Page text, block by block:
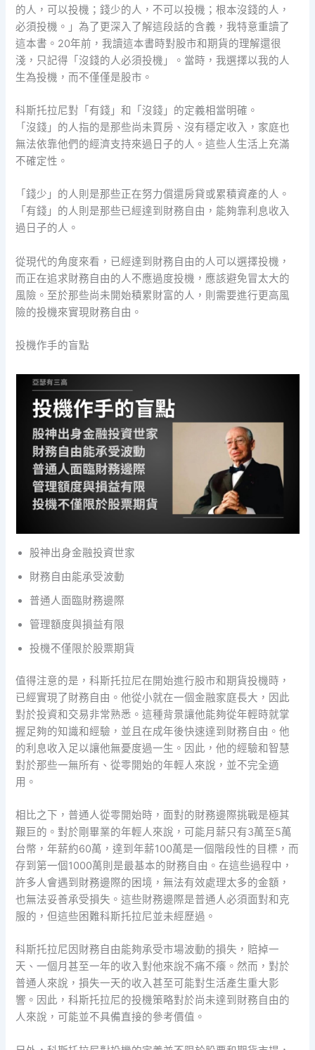
的人，可以投機；錢少的人，不可以投機；根本沒錢的人，
必須投機。」為了更深入了解這段話的含義，我特意重讀了
這本書。20年前，我讀這本書時對股市和期貨的理解還很
淺，只記得「沒錢的人必須投機」。當時，我選擇以我的人
生為投機，而不僅僅是股市。
科斯托拉尼對「有錢」和「沒錢」的定義相當明確。
「沒錢」的人指的是那些尚未買房、沒有穩定收入，家庭也
無法依靠他們的經濟支持來過日子的人。這些人生活上充滿
不確定性。
「錢少」的人則是那些正在努力償還房貸或累積資產的人。
「有錢」的人則是那些已經達到財務自由，能夠靠利息收入
過日子的人。
從現代的角度來看，已經達到財務自由的人可以選擇投機，
而正在追求財務自由的人不應過度投機，應該避免冒太大的
風險。至於那些尚未開始積累財富的人，則需要進行更高風
險的投機來實現財務自由。
投機作手的盲點
股神出身金融投資世家
財務自由能承受波動
普通人面臨財務邊際
管理額度與損益有限
投機不僅限於股票期貨
值得注意的是，科斯托拉尼在開始進行股市和期貨投機時，
已經實現了財務自由。他從小就在一個金融家庭長大，因此
對於投資和交易非常熟悉。這種背景讓他能夠從年輕時就掌
握足夠的知識和經驗，並且在成年後快速達到財務自由。他
的利息收入足以讓他無憂度過一生。因此，他的經驗和智慧
對於那些一無所有、從零開始的年輕人來說，並不完全適
用。
相比之下，普通人從零開始時，面對的財務邊際挑戰是極其
艱巨的。對於剛畢業的年輕人來說，可能月薪只有3萬至5萬
台幣，年薪約60萬，達到年薪100萬是一個階段性的目標，而
存到第一個1000萬則是最基本的財務自由。在這些過程中，
許多人會遇到財務邊際的困境，無法有效處理太多的金額，
也無法妥善承受損失。這些財務邊際是普通人必須面對和克
服的，但這些困難科斯托拉尼並未經歷過。
科斯托拉尼因財務自由能夠承受市場波動的損失，賠掉一
天、一個月甚至一年的收入對他來說不痛不癢。然而，對於
普通人來說，損失一天的收入甚至可能對生活產生重大影
響。因此，科斯托拉尼的投機策略對於尚未達到財務自由的
人來說，可能並不具備直接的參考價值。